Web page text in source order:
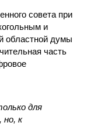
совета при
и
областной думы
часть
для
но, к